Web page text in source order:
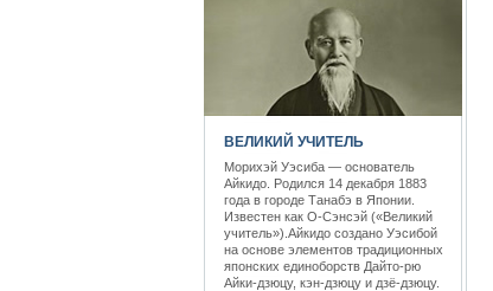
ВЕЛИКИЙ УЧИТЕЛЬ
Морихэй Уэсиба — основатель
Айкидо. Родился 14 декабря 1883
года в городе Танабэ в Японии.
Известен как О-Сэнсэй («Великий
учитель»).Айкидо создано Уэсибой
на основе элементов традиционных
японских единоборств Дайто-рю
Айки-дзюцу, кэн-дзюцу и дзё-дзюцу.